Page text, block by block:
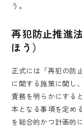
う。
再犯防止推進
ほう）
正式には「再犯の防
に関する施策に関し
責務を明らかにする
本となる事項を定め
を総合的かつ計画的